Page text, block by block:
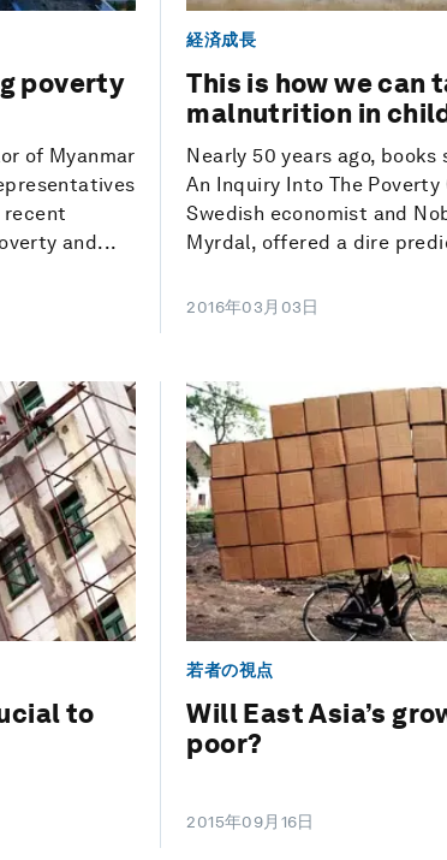
poverty
of Myanmar
recent
and...
経済成長
This is how we can
malnutrition in
Nearly 50 years ago, books
An Inquiry Into The
Swedish economist and
Myrdal, offered a dire
2016年03月03日
to
若者の視点
Will East Asia’s
poor?
2015年09月16日